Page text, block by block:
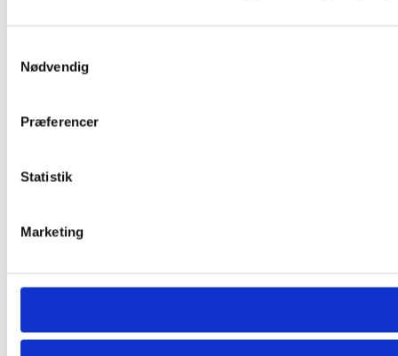
Nødvendig
Præferencer
Statistik
Marketing